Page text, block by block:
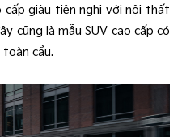
cấp giàu tiện nghi với nội thất
cũng là mẫu SUV cao cấp có
cầu.